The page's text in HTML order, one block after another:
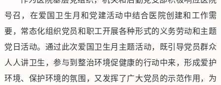
号召，在爱国卫生月和党建活动中结合医院创建和工作需
要，常态化组织党员和职工开展各种形式的义务劳动和主题
党日活动。通过此次爱国卫生月主题活动，既引导党员群众
人人讲卫生，参与到整治环境促健康的行动中来，形成爱护
环境、保护环境的氛围，又发挥了广大党员的示范作用，为